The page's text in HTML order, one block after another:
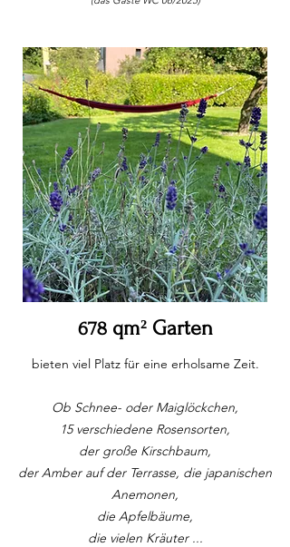
678qm² Garten
bieten viel Platz für eine erholsame Zeit.
Ob Schnee- oder Maiglöckchen,
15 verschiedene Rosensorten,
der große Kirschbaum,
der Amber auf der Terrasse, die japanischen
Anemonen,
die Apfelbäume,
die vielen Kräuter ...